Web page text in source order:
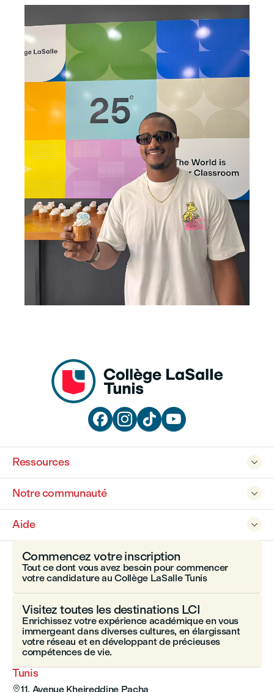
   

Ressources

Notre communauté

Aide
Tunis
11, Avenue Kheireddine Pacha
Commencez votre inscription
Tout ce dont vous avez besoin pour commencer
votre candidature au Collège LaSalle Tunis
Visitez toutes les destinations LCI
Enrichissez votre expérience académique en vous
immergeant dans diverses cultures, en élargissant
votre réseau et en développant de précieuses
compétences de vie.